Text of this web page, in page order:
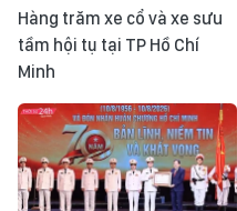
Hàng trăm xe cổ và xe sưu
tầm hội tụ tại TP Hồ Chí
Minh